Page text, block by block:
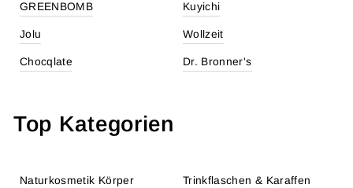
GREENBOMB Kuyichi
Jolu Wollzeit
Chocqlate Dr. Bronner's
Top Kategorien
Naturkosmetik Körper Trinkflaschen & Karaffen